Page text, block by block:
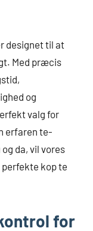
designet til at
Med præcis
og
valg for
erfaren te-
da, vil vores
kop te
for